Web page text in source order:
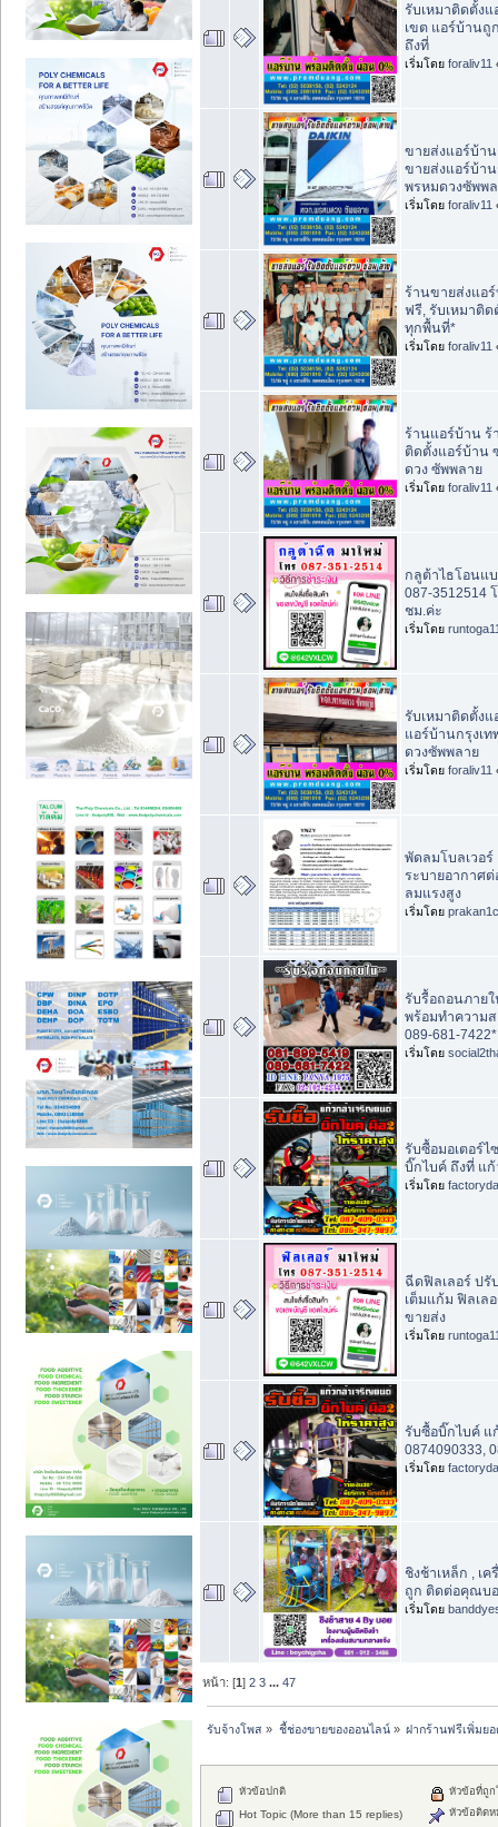
รับเหมาติดตั้งแ
เขต แอร์บ้านถู
ถึงที่
เริ่มโดย foraliv11
ขายส่งแอร์บ้า
ขายส่งแอร์บ้า
พรหมดวงซัพพ
เริ่มโดย foraliv11
ร้านขายส่งแอ
ฟรี, รับเหมาติด
ทุกพื้นที่*
เริ่มโดย foraliv11
ร้านแอร์บ้าน ร้
ติดตั้งแอร์บ้าน
ดวง ซัพพลาย
เริ่มโดย foraliv11
กลูต้าไธโอนแ
087-3512514
ชม.ค่ะ
เริ่มโดย
รับเหมาติดตั้งแ
แอร์บ้านกรุงเ
ดวงซัพพลาย
เริ่มโดย foraliv11
พัดลมโบลเวอร์
ระบายอากาศ
ลมแรงสูง
เริ่มโดย prakan1c
รับรื้อถอนภายใ
พร้อมทำความส
089-681-7422*
เริ่มโดย
รับซื้อมอเตอร์ไ
บิ๊กไบค์ ถึงที่ แ
เริ่มโดย
ฉีดฟิลเลอร์ ปรั
เต็มแก้ม ฟิลเล
ขายส่ง
เริ่มโดย
รับซื้อบิ๊กไบค์ แ
0874090333,
เริ่มโดย
ชิงช้าเหล็ก , เ
ถูก ติดต่อคุณบอ
เริ่มโดย
หน้า: [1]2 3 ...47
รับจ้างโพส » ชี้ช่องขายของออนไลน์» ฝากร้านฟรีเพิ่มย
หัวข้อปกติ
Hot Topic (More than 15 replies)
หัวข้อที่ถู
หัวข้อติดห